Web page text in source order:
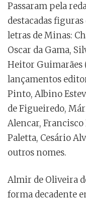
Passaram pela
destacadas
letras de Minas:
Oscar da Gama,
Heitor Guimarães
lançamentos
Pinto, Albino
de Figueiredo,
Alencar,
Paletta, Cesário
outros nomes.
Almir de Oliveira
forma decadente